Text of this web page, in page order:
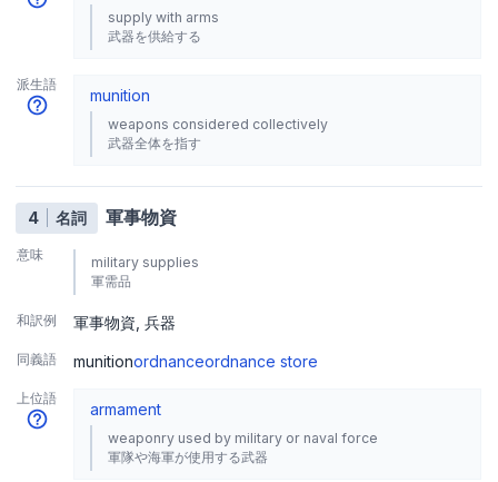
supply with arms
武器を供給する
派生語
munition
weapons considered collectively
武器全体を指す
4 名詞 軍事物資
意味
military supplies
軍需品
和訳例 軍事物資 兵器
同義語 munitionordnanceordnance store
上位語
armament
weaponry used by military or naval force
軍隊や海軍が使用する武器